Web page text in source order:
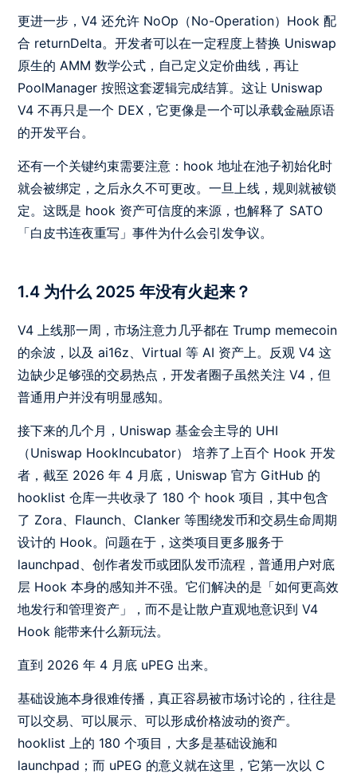
更进一步，V4 还允许 NoOp（No-Operation）Hook 配
合 returnDelta。开发者可以在一定程度上替换 Uniswap
原生的 AMM 数学公式，自己定义定价曲线，再让
PoolManager 按照这套逻辑完成结算。这让 Uniswap
V4 不再只是一个 DEX，它更像是一个可以承载金融原语
的开发平台。
还有一个关键约束需要注意：hook 地址在池子初始化时
就会被绑定，之后永久不可更改。一旦上线，规则就被锁
定。这既是 hook 资产可信度的来源，也解释了 SATO
「白皮书连夜重写」事件为什么会引发争议。
1.4 为什么 2025 年没有火起来？
V4 上线那一周，市场注意力几乎都在 Trump memecoin
的余波，以及 ai16z、Virtual 等 AI 资产上。反观 V4 这
边缺少足够强的交易热点，开发者圈子虽然关注 V4，但
普通用户并没有明显感知。
接下来的几个月，Uniswap 基金会主导的 UHI
（Uniswap HookIncubator） 培养了上百个 Hook 开发
者，截至 2026 年 4 月底，Uniswap 官方 GitHub 的
hooklist 仓库一共收录了 180 个 hook 项目，其中包含
了 Zora、Flaunch、Clanker 等围绕发币和交易生命周期
设计的 Hook。问题在于，这类项目更多服务于
launchpad、创作者发币或团队发币流程，普通用户对底
层 Hook 本身的感知并不强。它们解决的是「如何更高效
地发行和管理资产」，而不是让散户直观地意识到 V4
Hook 能带来什么新玩法。
直到 2026 年 4 月底 uPEG 出来。
基础设施本身很难传播，真正容易被市场讨论的，往往是
可以交易、可以展示、可以形成价格波动的资产。
hooklist 上的 180 个项目，大多是基础设施和
launchpad；而 uPEG 的意义就在这里，它第一次以 C